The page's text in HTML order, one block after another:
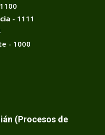
- 1111
- 1000
(Procesos de